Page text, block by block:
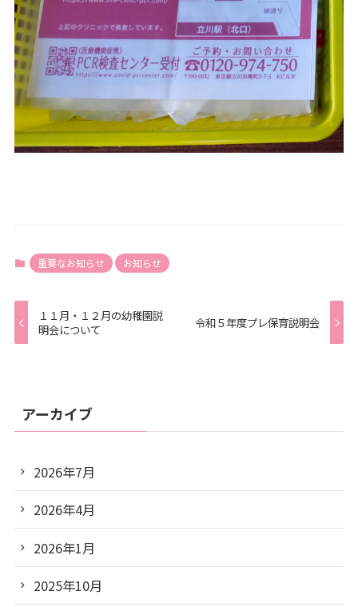
重要なお知らせ お知らせ
１１月・１２月の幼稚園説
明会について
令和５年度プレ保育説明会
アーカイブ
2026年7月
2026年4月
2026年1月
2025年10月